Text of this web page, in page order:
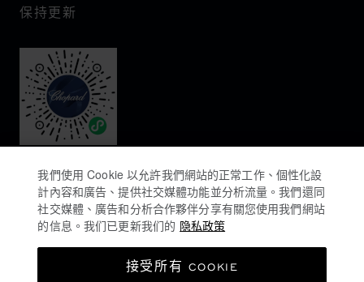
保持更新
我們使用 Cookie 以允許我們網站的正常工作、個性化設
計內容和廣告、提供社交媒體功能並分析流量。我們還同
社交媒體、廣告和分析合作夥伴分享有關您使用我們網站
的信息。我们已更新我们的 隐私政策
接受所有 COOKIE